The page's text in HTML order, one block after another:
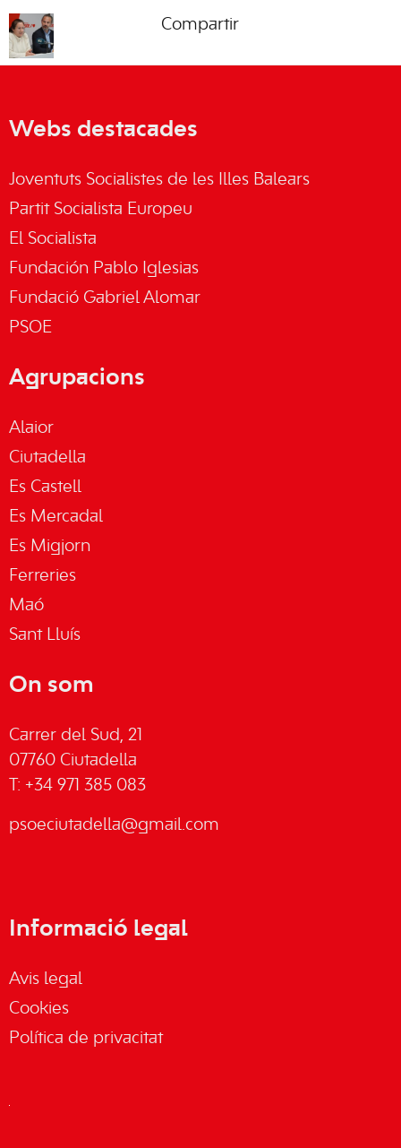
Compartir
Webs destacades
Joventuts Socialistes de les Illes Balears
Partit Socialista Europeu
El Socialista
Fundación Pablo Iglesias
Fundació Gabriel Alomar
PSOE
Agrupacions
Alaior
Ciutadella
Es Castell
Es Mercadal
Es Migjorn
Ferreries
Maó
Sant Lluís
On som
Carrer del Sud, 21
07760 Ciutadella
T: +34 971 385 083
psoeciutadella@gmail.com
Informació legal
Avis legal
Cookies
Política de privacitat